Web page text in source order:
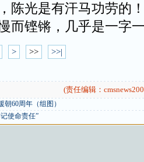
陈光是有汗马功劳的
而铿锵，几乎是一字
> >> >>|
(责任编辑：
60周年（组图）
使命责任”